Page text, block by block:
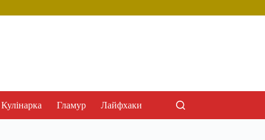
Кулінарка Гламур Лайфхаки